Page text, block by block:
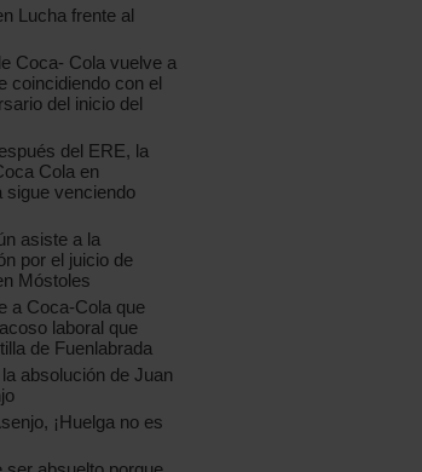
Lucha frente al
Coca- Cola vuelve a
coincidiendo con el
del inicio del
del ERE, la
Cola en
sigue venciendo
asiste a la
por el juicio de
Móstoles
a Coca-Cola que
laboral que
de Fuenlabrada
absolución de Juan
¡Huelga no es